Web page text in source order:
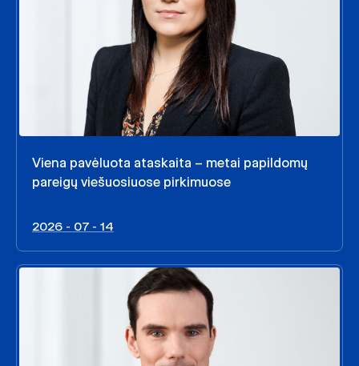
Viena pavėluota ataskaita – metai papildomų
pareigų viešuosiuose pirkimuose
2026 - 07 - 14